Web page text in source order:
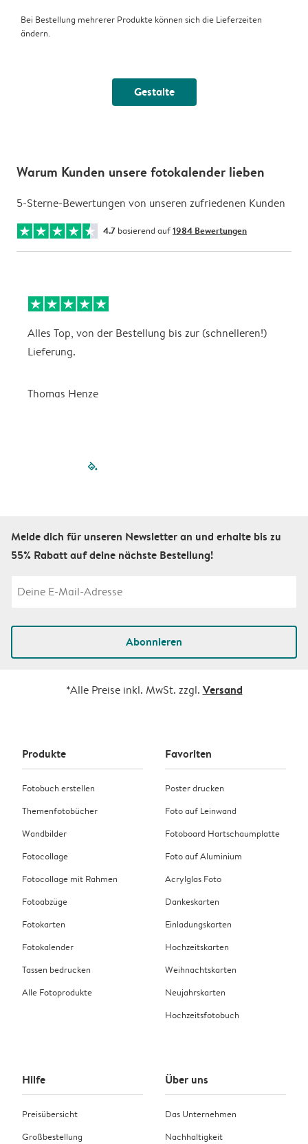
Bei Bestellung mehrerer Produkte können sich die Lieferzeiten
ändern.
Gestalte
Warum Kunden unsere fotokalender lieben
5-Sterne-Bewertungen von unseren zufriedenen Kunden
4.7 basierend auf1984 Bewertungen
Alles Top, von der Bestellung bis zur (schnelleren!)
Lieferung.
Thomas Henze
filled-pagination
Melde dich für unseren Newsletter an und erhalte bis zu
55% Rabatt auf deine nächste Bestellung!
Abonnieren
*Alle Preise inkl. MwSt. zzgl. Versand
Produkte
Fotobuch erstellen
Themenfotobücher
Wandbilder
Fotocollage
Fotocollage mit Rahmen
Fotoabzüge
Fotokarten
Fotokalender
Tassen bedrucken
Alle Fotoprodukte
Favoriten
Poster drucken
Foto auf Leinwand
Fotoboard Hartschaumplatte
Foto auf Aluminium
Acrylglas Foto
Dankeskarten
Einladungskarten
Hochzeitskarten
Weihnachtskarten
Neujahrskarten
Hochzeitsfotobuch
Hilfe
Preisübersicht
Großbestellung
Über uns
Das Unternehmen
Nachhaltigkeit